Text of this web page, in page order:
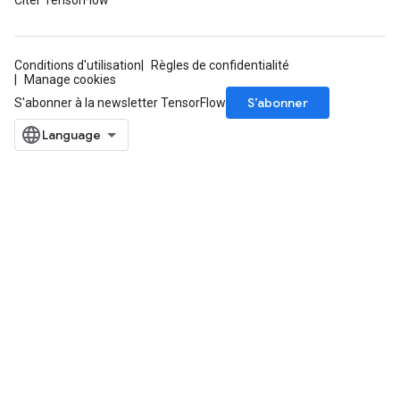
Conditions d'utilisation
Règles de confidentialité
Manage cookies
S'abonner à la newsletter TensorFlow
S’abonner